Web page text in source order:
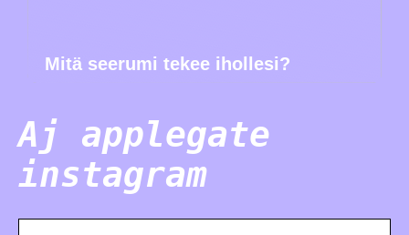
Mitä seerumi tekee ihollesi?
Aj applegate
instagram